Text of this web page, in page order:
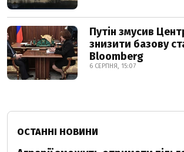
Путін змусив
знизити базову
Bloomberg
6 СЕРПНЯ, 15:07
ОСТАННІ НОВИНИ